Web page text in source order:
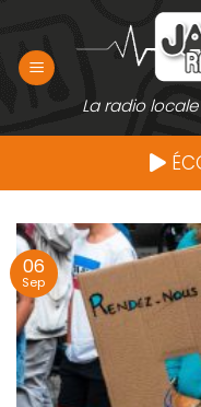
contenu
La radio locale
06
Sep